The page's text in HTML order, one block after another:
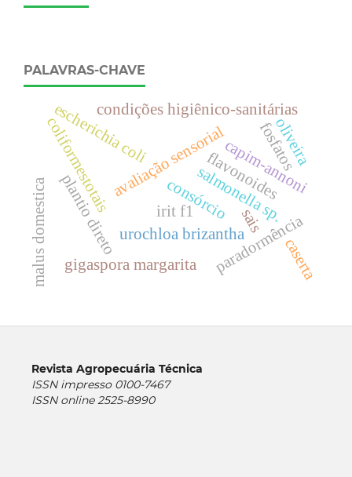
PALAVRAS-CHAVE
avaliação sensorial
coliformestotais
urochloa brizantha
plantio direto consórcio
salmonella sp.
escherichia coli
condições higiênico-sanitárias
paradormência
malus domestica
flavonoides
capim-annoni
gigaspora margarita
sais
fosfatos
irit f1
caserta
oliveira
Revista Agropecuária Técnica
ISSN impresso 0100-7467
ISSN online 2525-8990